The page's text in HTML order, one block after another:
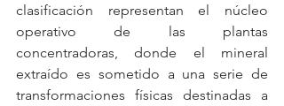
clasificación representan el núcleo
operativo de las plantas
concentradoras, donde el mineral
extraído es sometido a una serie de
transformaciones físicas destinadas a